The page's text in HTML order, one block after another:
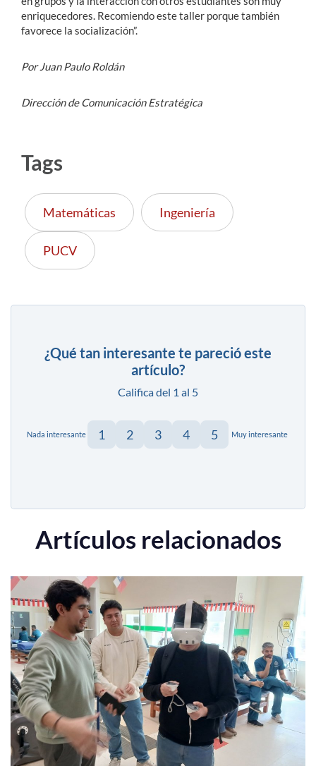
enriquecedores. Recomiendo este taller porque también
favorece la socialización”.
Por Juan Paulo Roldán
Dirección de Comunicación Estratégica
Tags
Matemáticas Ingeniería
PUCV
¿Qué tan interesante te pareció este
artículo?
Califica del 1 al 5
Nada interesante 1 2 3 4 5 Muy interesante
Artículos relacionados